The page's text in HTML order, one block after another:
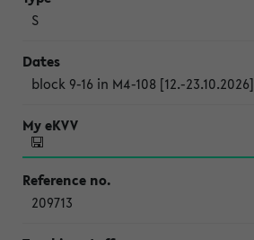
S
block 9-16 in M4-108 [12.-23.10.2026]
209713